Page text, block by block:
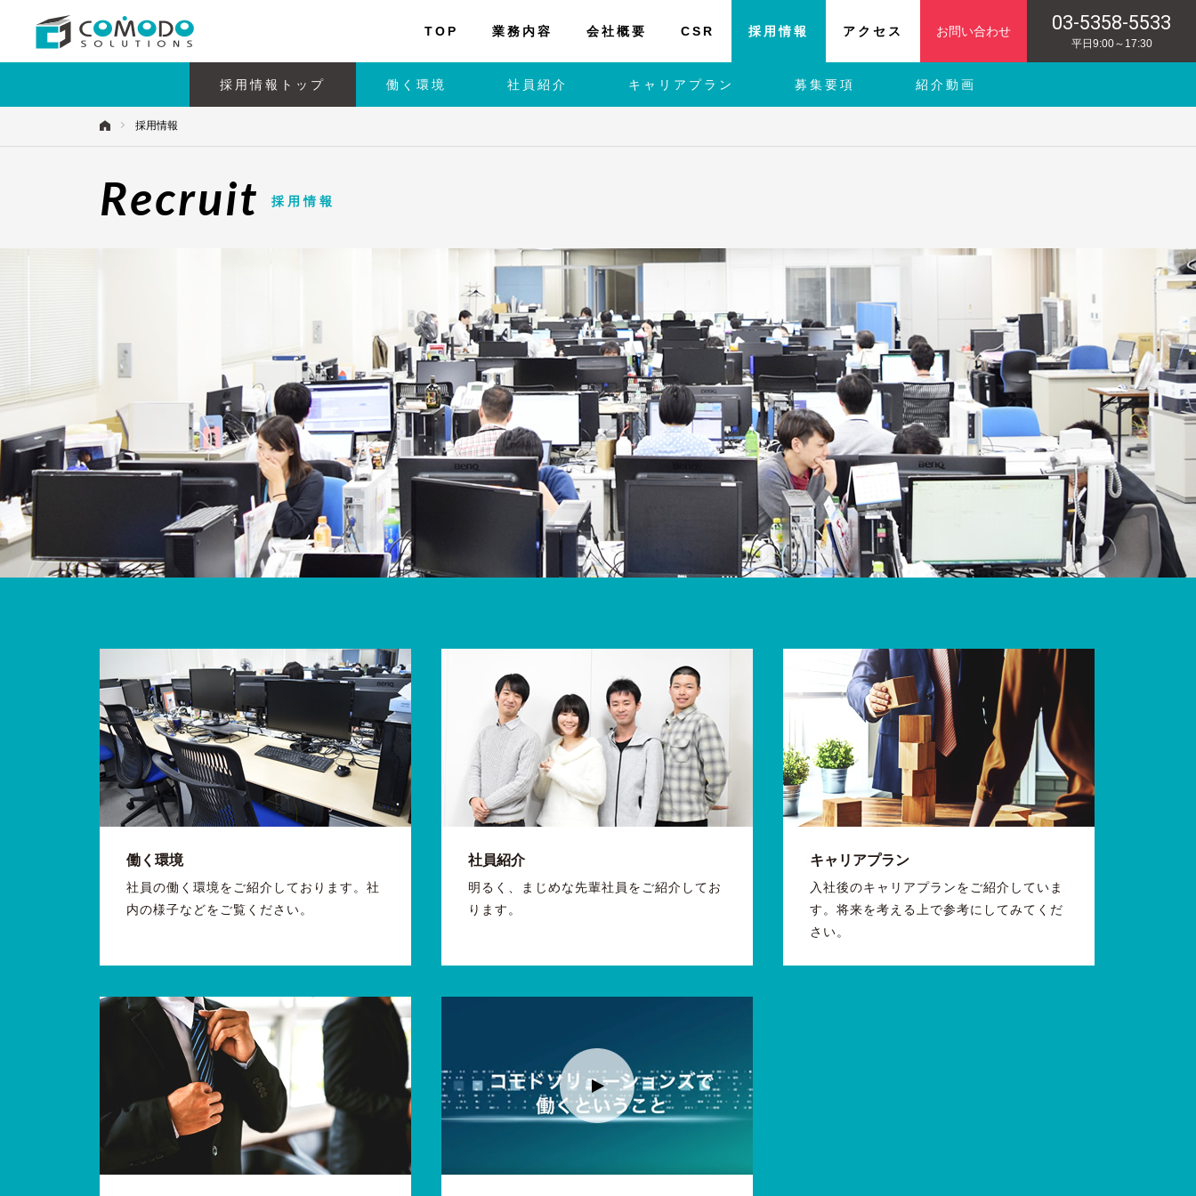
TOP 業務内容 会社概要 CSR 採用情報
採用情報トップ 働く環境 社員紹介 キャリアプラン 募集要項 紹介動画
アクセス お問い合わせ 03-5358-5533
平日9:00～17:30
採用情報
Recruit 採用情報
働く環境
社員の働く環境をご紹介しております。社
内の様子などをご覧ください。
社員紹介
明るく、まじめな先輩社員をご紹介してお
ります。
キャリアプラン
入社後のキャリアプランをご紹介していま
す。将来を考える上で参考にしてみてくだ
さい。